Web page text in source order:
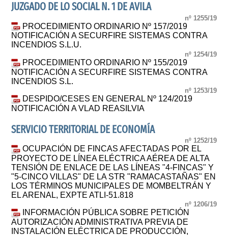
JUZGADO DE LO SOCIAL N. 1 DE AVILA
nº 1255/19
PROCEDIMIENTO ORDINARIO Nº 157/2019
NOTIFICACIÓN A SECURFIRE SISTEMAS CONTRA
INCENDIOS S.L.U.
nº 1254/19
PROCEDIMIENTO ORDINARIO Nº 155/2019
NOTIFICACIÓN A SECURFIRE SISTEMAS CONTRA
INCENDIOS S.L.
nº 1253/19
DESPIDO/CESES EN GENERAL Nº 124/2019
NOTIFICACIÓN A VLAD REASILVIA
SERVICIO TERRITORIAL DE ECONOMÍA
nº 1252/19
OCUPACIÓN DE FINCAS AFECTADAS POR EL
PROYECTO DE LÍNEA ELÉCTRICA AÉREA DE ALTA
TENSIÓN DE ENLACE DE LAS LÍNEAS "4-FINCAS" Y
"5-CINCO VILLAS" DE LA STR "RAMACASTAÑAS" EN
LOS TÉRMINOS MUNICIPALES DE MOMBELTRÁN Y
EL ARENAL, EXPTE ATLI-51.818
nº 1206/19
INFORMACIÓN PÚBLICA SOBRE PETICIÓN
AUTORIZACIÓN ADMINISTRATIVA PREVIA DE
INSTALACIÓN ELÉCTRICA DE PRODUCCIÓN,